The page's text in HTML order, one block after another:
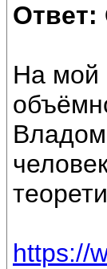
Ответ:
На мой
https://